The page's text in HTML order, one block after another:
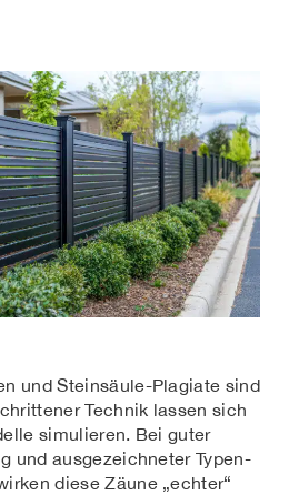
und Steinsäule-Plagiate sind
Technik lassen sich
simulieren. Bei guter
und ausgezeichneter Typen-
diese Zäune „echter“